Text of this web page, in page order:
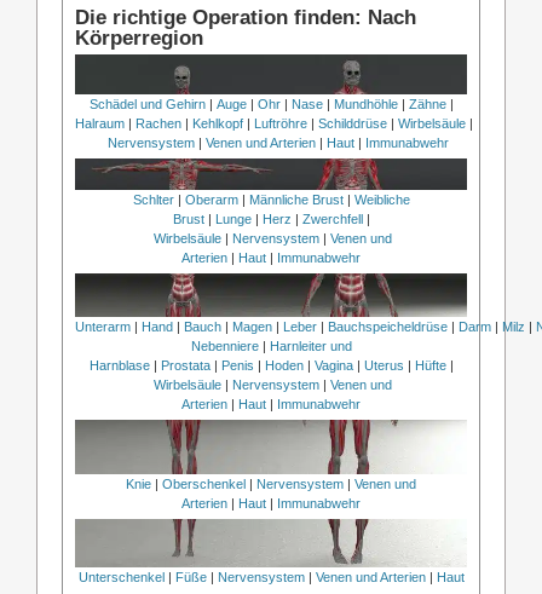
Die richtige Operation finden: Nach
Körperregion
Schädel und Gehirn| Auge| Ohr| Nase| Mundhöhle| Zähne|
Halraum
Rachen Kehlkopf Luftröhre Schilddrüse Wirbelsäule
Nervensystem
Venen und Arterien Haut Immunabwehr
Schlter| Oberarm| Männliche Brust| Weibliche
Brust| Lunge| Herz | Zwerchfell|
Wirbelsäule | Nervensystem | Venen und
Arterien | Haut | Immunabwehr
Unterarm | Hand | Bauch | Magen | Leber | Bauchspeicheldrüse | Darm | Milz |
Nebenniere| Harnleiter und
Harnblase| Prostata| Penis | Hoden| Vagina| Uterus | Hüfte|
Wirbelsäule | Nervensystem | Venen und
Arterien | Haut | Immunabwehr
Knie | Oberschenkel | Nervensystem | Venen und
Arterien | Haut | Immunabwehr
Unterschenkel| Füße| Nervensystem| Venen und Arterien| Haut